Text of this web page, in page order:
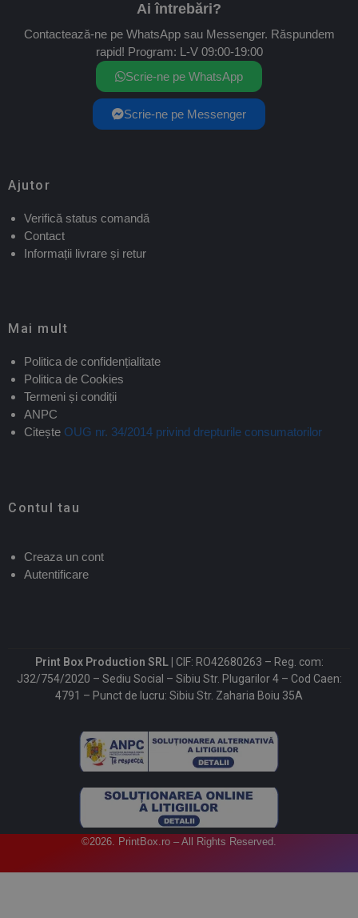
Ai întrebări?
Contactează-ne pe WhatsApp sau Messenger. Răspundem
rapid! Program: L-V 09:00-19:00
Scrie-ne pe WhatsApp
Scrie-ne pe Messenger
Ajutor
Verifică status comandă
Contact
Informații livrare și retur
Mai mult
Politica de confidențialitate
Politica de Cookies
Termeni și condiții
ANPC
Citește OUG nr. 34/2014 privind drepturile consumatorilor
Contul tau
Creaza un cont
Autentificare
Print Box Production SRL | CIF: RO42680263 – Reg. com:
J32/754/2020 – Sediu Social – Sibiu Str. Plugarilor 4 – Cod Caen:
4791 – Punct de lucru: Sibiu Str. Zaharia Boiu 35A
©2026. PrintBox.ro – All Rights Reserved.